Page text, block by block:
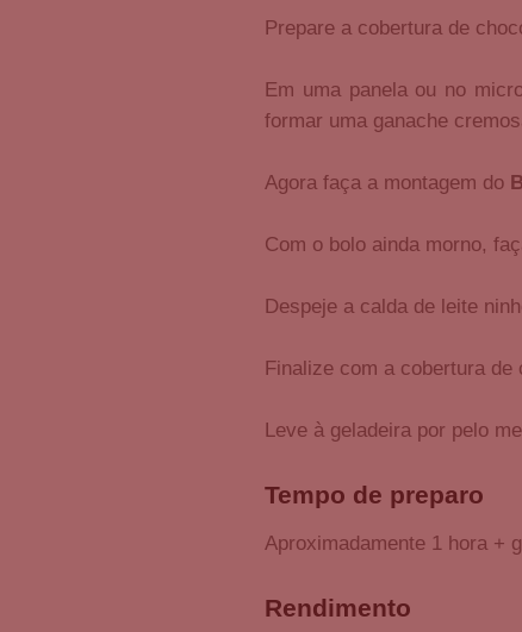
Prepare a cobertura de
Em uma panela ou no
formar uma ganache
Agora faça a montagem do
Com o bolo ainda morno,
Despeje a calda de leite
Finalize com a cobertura de
Leve à geladeira por pelo
Tempo de preparo
Aproximadamente 1 hora +
Rendimento